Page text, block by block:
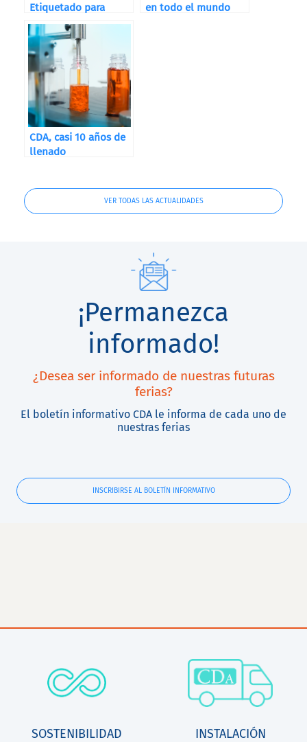
Etiquetado para
Destilerías, Bodegas
y Cervecerías
en todo el mundo
CDA, casi 10 años de
llenado
VER TODAS LAS ACTUALIDADES
¡Permanezca
informado!
¿Desea ser informado de nuestras futuras
ferias?
El boletín informativo CDA le informa de cada uno de
nuestras ferias
INSCRIBIRSE AL BOLETÍN INFORMATIVO
SOSTENIBILIDAD INSTALACIÓN